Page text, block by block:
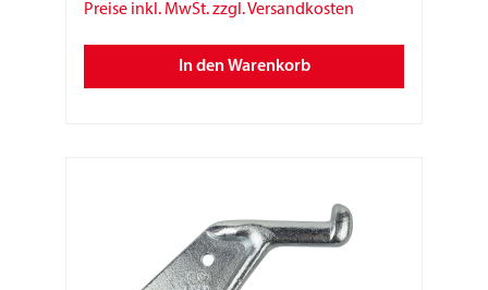
Preise inkl. MwSt. zzgl. Versandkosten
In den Warenkorb